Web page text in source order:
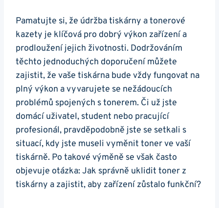
Pamatujte si, že údržba tiskárny a tonerové
kazety je klíčová pro dobrý výkon zařízení a
prodloužení jejich životnosti. Dodržováním
těchto jednoduchých doporučení můžete
zajistit, že vaše tiskárna bude vždy fungovat na
plný výkon a vyvarujete se nežádoucích
problémů spojených s tonerem. Či už jste
domácí uživatel, student nebo pracující
profesionál, pravděpodobně jste se setkali s
situací, kdy jste museli vyměnit toner ve vaší
tiskárně. Po takové výměně se však často
objevuje otázka: Jak správně uklidit toner z
tiskárny a zajistit, aby zařízení zůstalo funkční?